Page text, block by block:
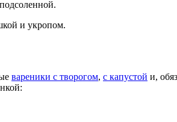
и укропом.
вареники с творогом, с капустой и,